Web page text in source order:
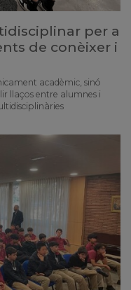
per a
de conèixer i
acadèmic, sinó
llaços entre alumnes i